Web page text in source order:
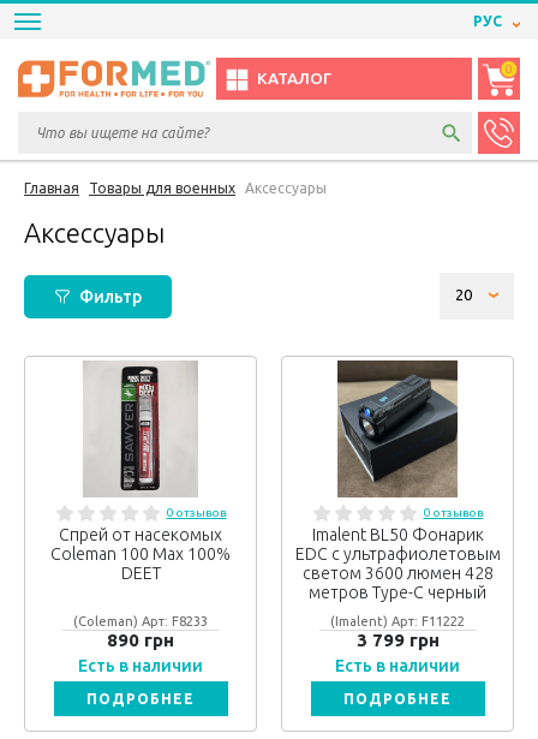
РУС
КАТАЛОГ
0
Главная Товары для военных Аксессуары
Аксессуары
Фильтр
0 отзывов
Спрей от насекомых
Coleman 100 Max 100%
DEET
(Coleman) Арт: F8233
890 грн
Есть в наличии
ПОДРОБНЕЕ
0 отзывов
Imalent BL50 Фонарик
EDC с ультрафиолетовым
светом 3600 люмен 428
метров Type-C черный
(Imalent) Арт: F11222
3 799 грн
Есть в наличии
ПОДРОБНЕЕ